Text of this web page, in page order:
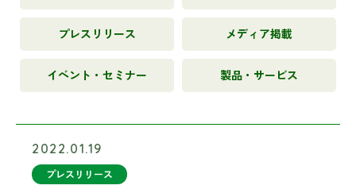
プレスリリース メディア掲載
イベント・セミナー 製品・サービス
2022.01.19
プレスリリース